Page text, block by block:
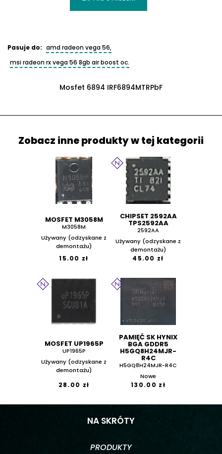
Pasuje do: amd radeon vega 56,
msi radeon rx vega 56 8gb air boost oc.
Mosfet 6894 IRF6894MTRPbF
Zobacz inne produkty w tej kategorii
MOSFET M3058M
M3058M
Używany (odzyskane z
demontażu)
15.00 zł
CHIPSET 2592AA
TPS2592AA
2592AA
Używany (odzyskane z
demontażu)
45.00 zł
MOSFET UP1965P
UP1965P
Używany (odzyskane z
demontażu)
28.00 zł
PAMIĘĆ SK HYNIX
BGA GDDR5
H5GQ8H24MJR-
R4C
H5GQ8H24MJR-R4C
Nowe
130.00 zł
NA SKRÓTY
PRODUKTY